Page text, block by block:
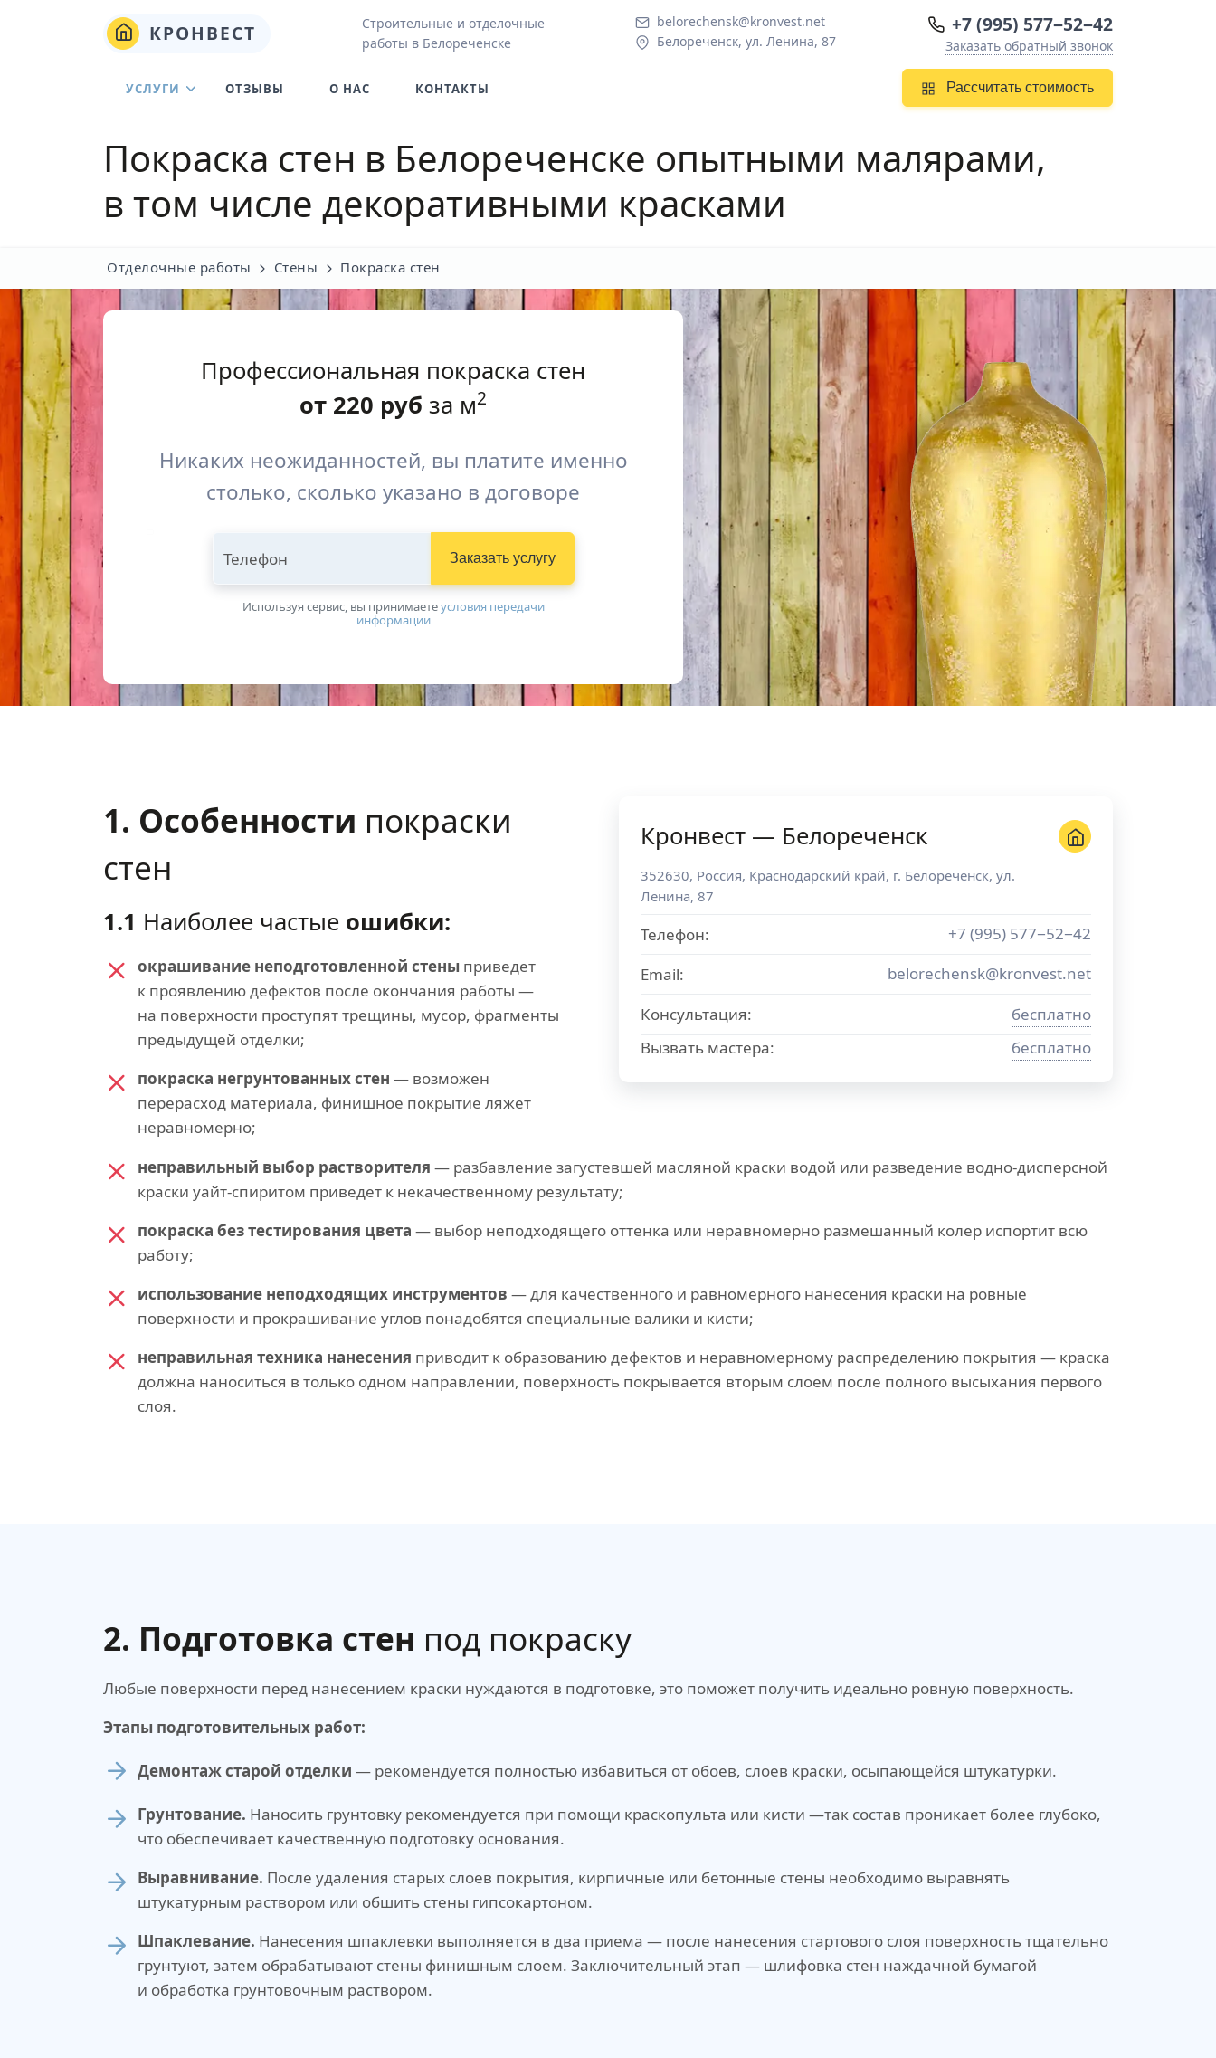
КРОНВЕСТ
Строительные и отделочные
работы в Белореченске
belorechensk@kronvest.net
Белореченск, ул. Ленина, 87
+7 (995) 577−52−42
Заказать обратный звонок
Рассчитать стоимость
УСЛУГИ ОТЗЫВЫ О НАС КОНТАКТЫ
Покраска стен в Белореченске опытными малярами,
в том числе декоративными красками
Отделочные работы Стены Покраска стен
Профессиональная покраска стен
от 220 руб за м2
Никаких неожиданностей, вы платите именно
столько, сколько указано в договоре
Телефон Заказать услугу
Используя сервис, вы принимаетeусловия передачи
информации
1. Особенности покраски
стен
1.1 Наиболее частые ошибки:
окрашивание неподготовленной стены приведет
к проявлению дефектов после окончания работы —
на поверхности проступят трещины, мусор, фрагменты
предыдущей отделки;
покраска негрунтованных стен — возможен
перерасход материала, финишное покрытие ляжет
неравномерно;
Кронвест — Белореченск
352630, Россия, Краснодарский край, г. Белореченск, ул.
Ленина, 87
Телефон:
+7 (995) 577−52−42
Email:
belorechensk@kronvest.net
Консультация:
бесплатно
Вызвать мастера:
бесплатно
неправильный выбор растворителя — разбавление загустевшей масляной краски водой или разведение водно-дисперсной
краски уайт-спиритом приведет к некачественному результату;
покраска без тестирования цвета — выбор неподходящего оттенка или неравномерно размешанный колер испортит всю
работу;
использование неподходящих инструментов — для качественного и равномерного нанесения краски на ровные
поверхности и прокрашивание углов понадобятся специальные валики и кисти;
неправильная техника нанесения приводит к образованию дефектов и неравномерному распределению покрытия — краска
должна наноситься в только одном направлении, поверхность покрывается вторым слоем после полного высыхания первого
слоя.
2. Подготовка стен под покраску
Любые поверхности перед нанесением краски нуждаются в подготовке, это поможет получить идеально ровную поверхность.
Этапы подготовительных работ:
Демонтаж старой отделки — рекомендуется полностью избавиться от обоев, слоев краски, осыпающейся штукатурки.
Грунтование. Наносить грунтовку рекомендуется при помощи краскопульта или кисти —так состав проникает более глубоко,
что обеспечивает качественную подготовку основания.
Выравнивание. После удаления старых слоев покрытия, кирпичные или бетонные стены необходимо выравнять
штукатурным раствором или обшить стены гипсокартоном.
Шпаклевание. Нанесения шпаклевки выполняется в два приема — после нанесения стартового слоя поверхность тщательно
грунтуют, затем обрабатывают стены финишным слоем. Заключительный этап — шлифовка стен наждачной бумагой
и обработка грунтовочным раствором.